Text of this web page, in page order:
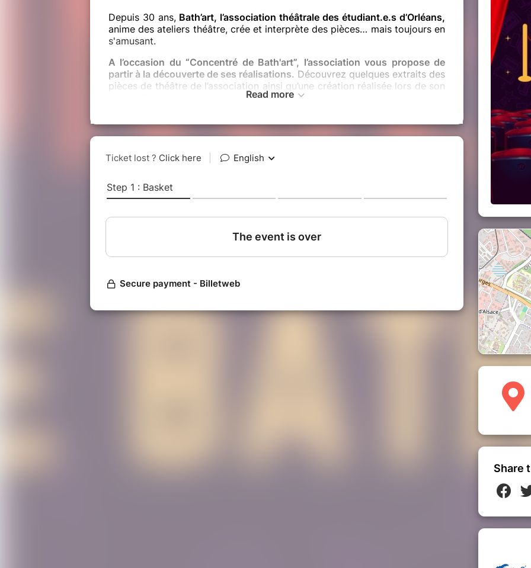
Depuis 30 ans, Bath’art, l’association théâtrale des étudiant.e.s d’Orléans,
anime des ateliers théâtre, crée et interprète des pièces… mais toujours en
s'amusant.
A l’occasion du “Concentré de Bath'art”, l’association vous propose de
partir à la découverte de ses réalisations. Découvrez quelques extraits des
pièces de théâtre de l’association ainsi qu’une création réalisée lors de son
horizons, le tout sous le signe du partage et de la convivialité !
En bref,cette soirée est l’occasion parfaite pour en savoir plus sur
Bath’art, découvrir le monde du théâtre, et pourquoi pas rejoindre
Bath’Art est une association étudiante de l’université d’Orléans mais elle
étudiants ou non.
Read more
Share